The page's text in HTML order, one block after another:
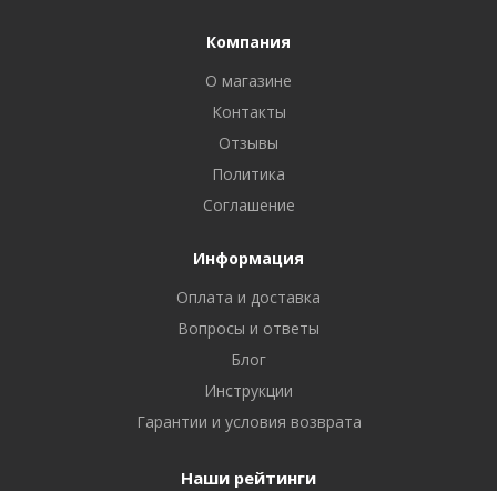
Компания
О магазине
Контакты
Отзывы
Политика
Соглашение
Информация
Оплата и доставка
Вопросы и ответы
Блог
Инструкции
Гарантии и условия возврата
Наши рейтинги